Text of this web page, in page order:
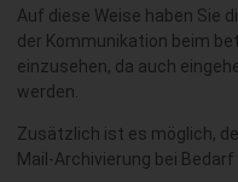
Auf diese Weise haben Sie
der Kommunikation beim
einzusehen, da auch
werden.
Zusätzlich ist es möglich,
Mail-Archivierung bei